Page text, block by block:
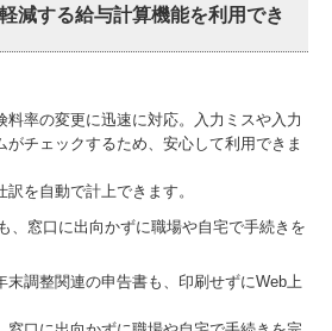
減する給与計算機能を利用でき
料率の変更に迅速に対応。入力ミスや入力
チェックするため、安心して利用できま
を自動で計上できます。
末調整関連の申告書も、印刷せずにWeb上